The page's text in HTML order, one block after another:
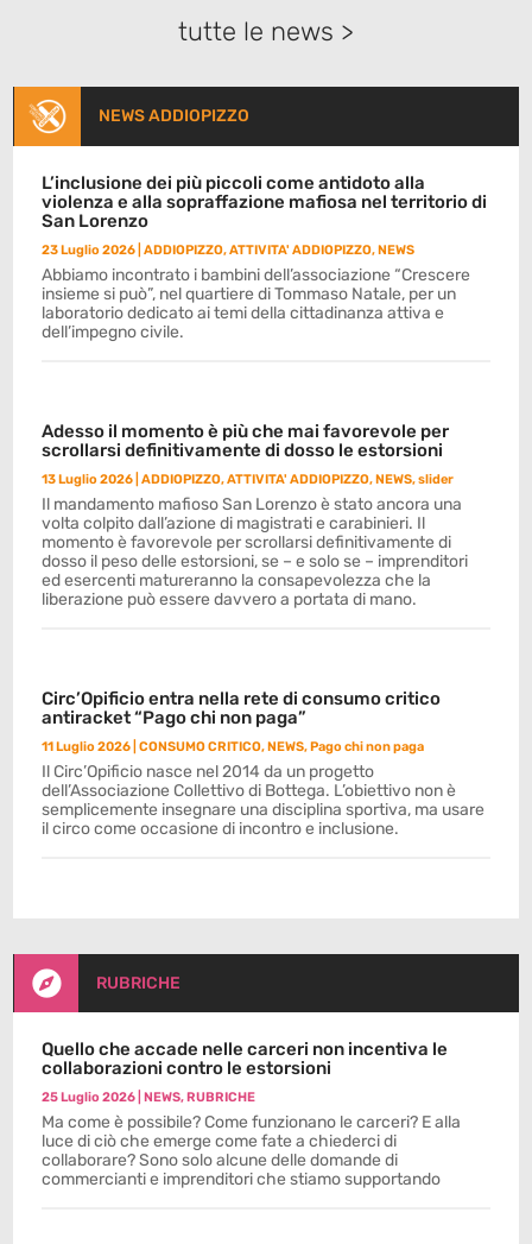
tutte le news >
NEWS ADDIOPIZZO
L’inclusione dei più piccoli come antidoto alla
violenza e alla sopraffazione mafiosa nel territorio di
San Lorenzo
23 Luglio 2026 |ADDIOPIZZO,ATTIVITA' ADDIOPIZZO, NEWS
Abbiamo incontrato i bambini dell’associazione “Crescere
insieme si può”, nel quartiere di Tommaso Natale, per un
laboratorio dedicato ai temi della cittadinanza attiva e
dell’impegno civile.
Adesso il momento è più che mai favorevole per
scrollarsi definitivamente di dosso le estorsioni
13 Luglio 2026 |ADDIOPIZZO,ATTIVITA' ADDIOPIZZO, NEWS,slider
Il mandamento mafioso San Lorenzo è stato ancora una
volta colpito dall’azione di magistrati e carabinieri. Il
momento è favorevole per scrollarsi definitivamente di
dosso il peso delle estorsioni, se – e solo se – imprenditori
ed esercenti matureranno la consapevolezza che la
liberazione può essere davvero a portata di mano.
Circ’Opificio entra nella rete di consumo critico
antiracket “Pago chi non paga”
11 Luglio 2026 |CONSUMO CRITICO, NEWS, Pago chi non paga
Il Circ’Opificio nasce nel 2014 da un progetto
dell’Associazione Collettivo di Bottega. L’obiettivo non è
semplicemente insegnare una disciplina sportiva, ma usare
il circo come occasione di incontro e inclusione.
 RUBRICHE
Quello che accade nelle carceri non incentiva le
collaborazioni contro le estorsioni
25 Luglio 2026 NEWS, RUBRICHE
Ma come è possibile? Come funzionano le carceri? E alla
luce di ciò che emerge come fate a chiederci di
collaborare? Sono solo alcune delle domande di
commercianti e imprenditori che stiamo supportando